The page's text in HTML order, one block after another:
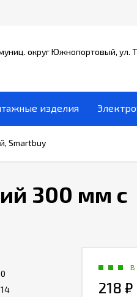
округ Южнопортовый, ул.
изделия
Smartbuy
300 мм с
В
218 ₽